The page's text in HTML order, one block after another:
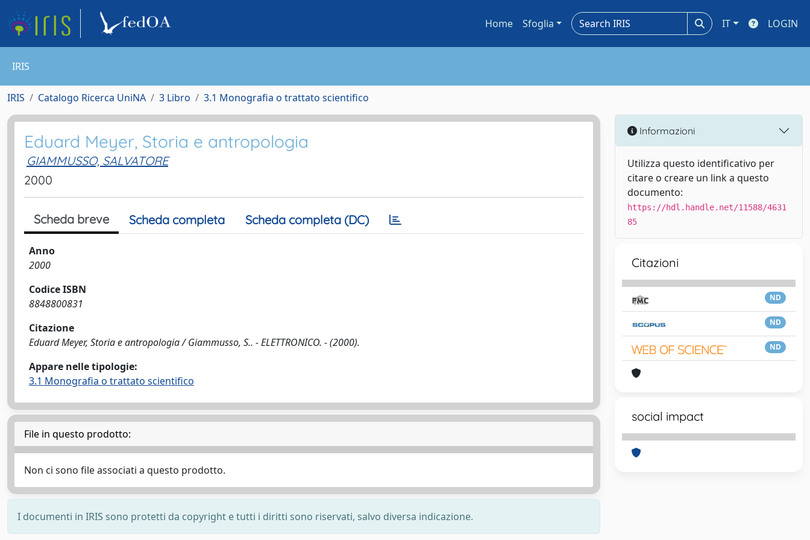
Home Sfoglia IT LOGIN
IRIS
IRIS Catalogo Ricerca UniNA 3 Libro 3.1 Monografia o trattato scientifico
Eduard Meyer, Storia e antropologia
GIAMMUSSO, SALVATORE
2000
Scheda breve Scheda completa Scheda completa (DC)
Anno
2000
Codice ISBN
8848800831
Citazione
Eduard Meyer, Storia e antropologia / Giammusso, S.. - ELETTRONICO. - (2000).
Appare nelle tipologie:
3.1 Monografia o trattato scientifico
File in questo prodotto:
Non ci sono file associati a questo prodotto.
I documenti in IRIS sono protetti da copyright e tutti i diritti sono riservati, salvo diversa indicazione.
Informazioni
Utilizza questo identificativo per
citare o creare un link a questo
documento:
https://hdl.handle.net/11588/4631
85
Citazioni
ND
ND
ND
social impact